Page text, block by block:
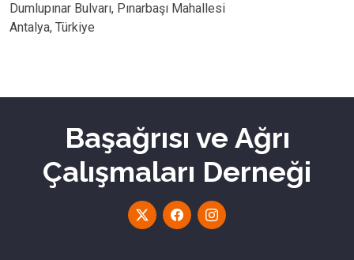
Dumlupınar Bulvarı, Pınarbaşı Mahallesi
Antalya, Türkiye
Başağrısı ve Ağrı
Çalışmaları Derneği